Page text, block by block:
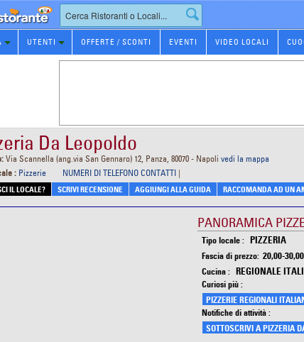
UTENTI OFFERTE / SCONTI EVENTI VIDEO LOCALI
Da Leopoldo
Via Scannella (ang.via San Gennaro) 12, Panza, 80070 - Napoli vedi la mappa
: Pizzerie NUMERI DI TELEFONO CONTATTI |
IL LOCALE? SCRIVI RECENSIONE AGGIUNGI ALLA GUIDA RACCOMANDA AD UN
PANORAMICA
Tipo locale : PIZZERIA
Fascia di prezzo: 20,00-
Cucina : REGIONALE
Curiosi più :
PIZZERIE REGIONALI
Notifiche di attività :
SOTTOSCRIVI A PIZZERIA